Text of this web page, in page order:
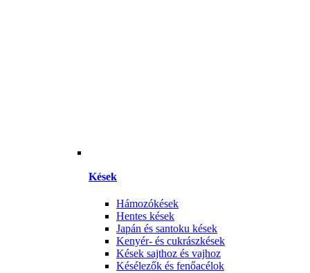
Kések
Hámozókések
Hentes kések
Japán és santoku kések
Kenyér- és cukrászkések
Kések sajthoz és vajhoz
Késélezők és fenőacélok